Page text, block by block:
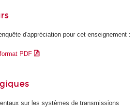
d'appréciation pour cet enseignement :
PDF
sur les systèmes de transmissions